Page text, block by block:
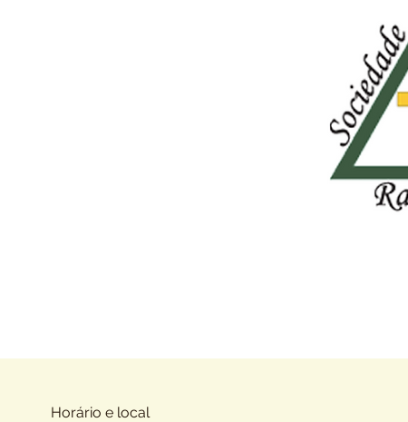
Horário e local